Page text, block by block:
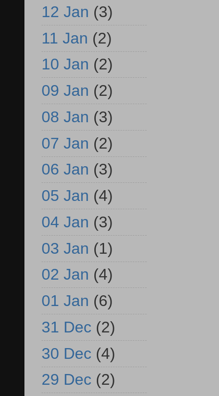
12 Jan (3)
11 Jan (2)
10 Jan (2)
09 Jan (2)
08 Jan (3)
07 Jan (2)
06 Jan (3)
05 Jan (4)
04 Jan (3)
03 Jan (1)
02 Jan (4)
01 Jan (6)
31 Dec (2)
30 Dec (4)
29 Dec (2)